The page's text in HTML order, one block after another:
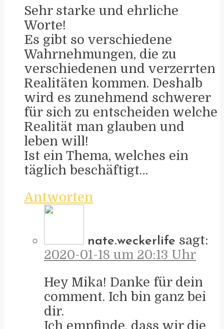
Sehr starke und ehrliche
Worte!
Es gibt so verschiedene
Wahrnehmungen, die zu
verschiedenen und verzerrten
Realitäten kommen. Deshalb
wird es zunehmend schwerer
für sich zu entscheiden welche
Realität man glauben und
leben will!
Ist ein Thema, welches ein
täglich beschäftigt…
Antworten
nate.weckerlife sagt:
2020-01-18 um 20:13 Uhr
Hey Mika! Danke für dein
comment. Ich bin ganz bei
dir.
Ich empfinde, dass wir die